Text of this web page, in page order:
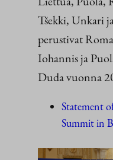
Tšekki, Unkari
perustivat
Iohannis ja
Duda vuonna
Statement
Summit in